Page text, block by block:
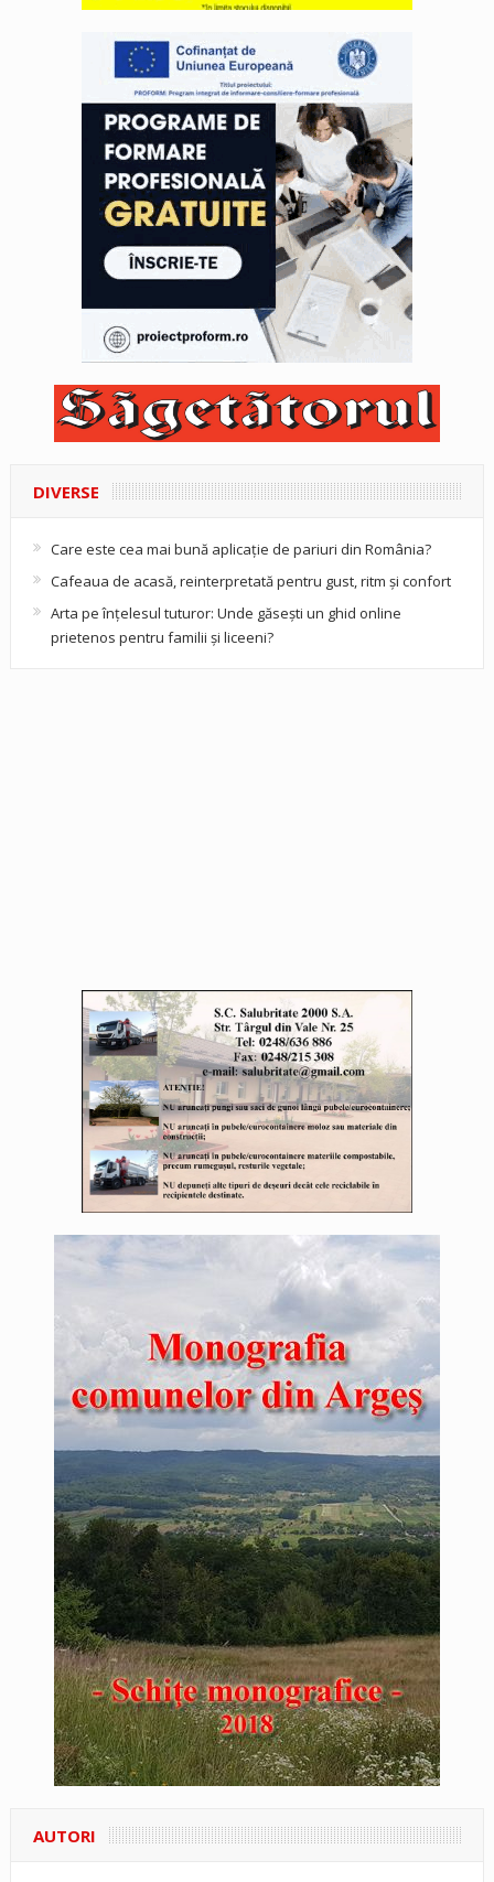
DIVERSE
Care este cea mai bună aplicație de pariuri din România?
Cafeaua de acasă, reinterpretată pentru gust, ritm și confort
Arta pe înțelesul tuturor: Unde găsești un ghid online
prietenos pentru familii și liceeni?
AUTORI